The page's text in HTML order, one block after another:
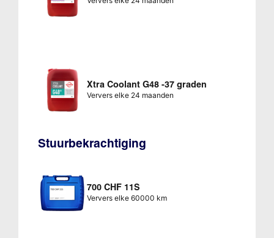
Xtra Coolant G48 -37 graden
Ververs elke 24 maanden
Stuurbekrachtiging
700 CHF 11S
Ververs elke 60000 km